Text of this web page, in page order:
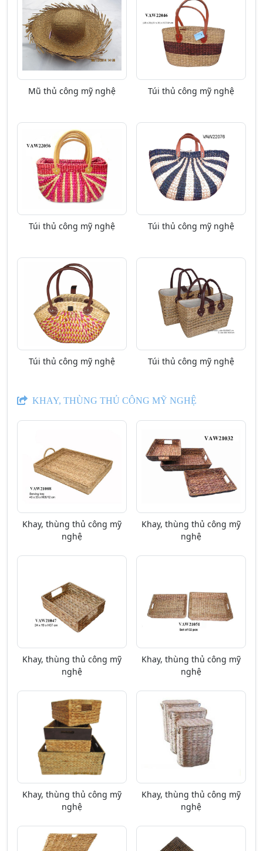
Mũ thủ công mỹ nghệ Túi thủ công mỹ nghệ
Túi thủ công mỹ nghệ Túi thủ công mỹ nghệ
Túi thủ công mỹ nghệ Túi thủ công mỹ nghệ
KHAY, THÙNG THỦ CÔNG MỸ NGHỆ
Khay, thùng thủ công mỹ
nghệ
Khay, thùng thủ công mỹ
nghệ
Khay, thùng thủ công mỹ
nghệ
Khay, thùng thủ công mỹ
nghệ
Khay, thùng thủ công mỹ
nghệ
Khay, thùng thủ công mỹ
nghệ